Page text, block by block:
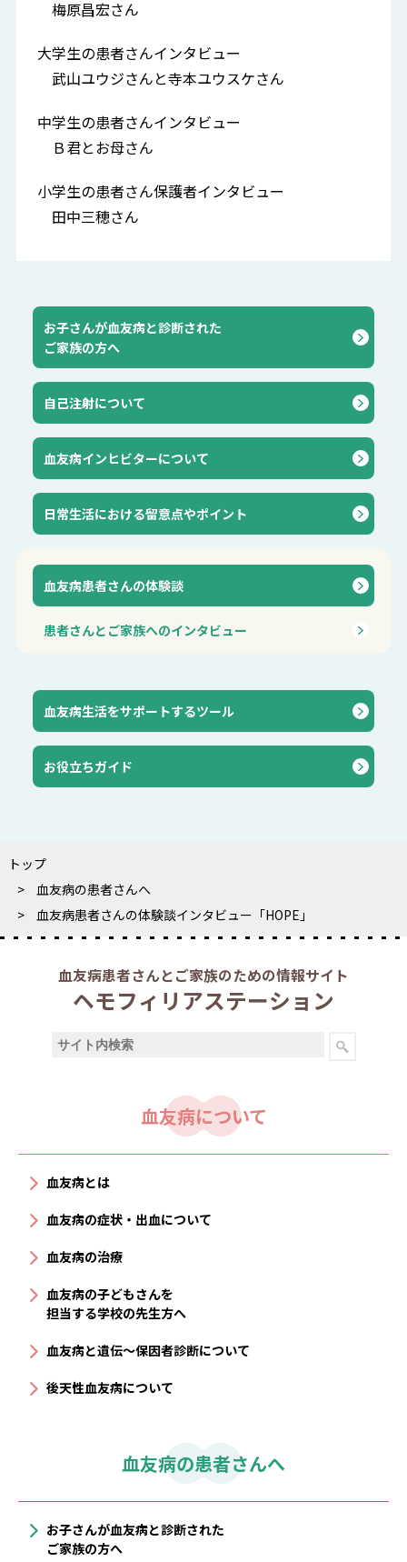
お子さんが血友病と診断された
ご家族の方へ
自己注射について
血友病インヒビターについて
⽇常⽣活における留意点やポイント
血友病患者さんの体験談
患者さんとご家族へのインタビュー
血友病生活をサポートするツール
お役立ちガイド
梅原昌宏さん
大学生の患者さんインタビュー
武山ユウジさんと寺本ユウスケさん
中学生の患者さんインタビュー
Ｂ君とお母さん
小学生の患者さん保護者インタビュー
田中三穂さん
トップ
血友病の患者さんへ
血友病患者さんの体験談インタビュー「HOPE」
血友病患者さんとご家族のための情報サイト
ヘモフィリアステーション
血友病について
血友病とは
血友病の症状・出血について
血友病の治療
血友病の子どもさんを
担当する学校の先生方へ
血友病と遺伝〜保因者診断について
後天性血友病について
血友病の患者さんへ
お子さんが血友病と診断された
ご家族の方へ